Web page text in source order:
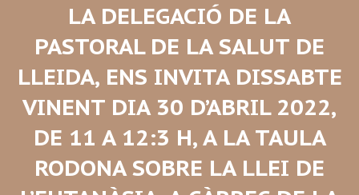
LA DELEGACIÓ DE LA
PASTORAL DE LA SALUT DE
LLEIDA, ENS INVITA DISSABTE
VINENT DIA 30 D’ABRIL 2022,
DE 11 A 12:3 H, A LA TAULA
RODONA SOBRE LA LLEI DE